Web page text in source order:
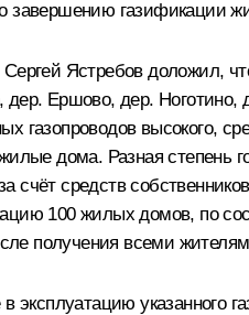
завершению газификации
Ястребов доложил,
Ершово, дер. Ноготино,
газопроводов высокого,
дома. Разная степень
счёт средств
100 жилых домов, по
получения всеми
эксплуатацию